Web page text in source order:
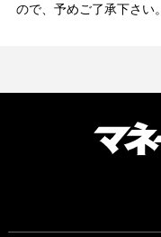
ので、予めご了承下さい。